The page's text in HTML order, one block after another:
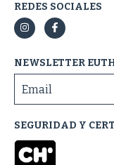
REDES SOCIALES
NEWSLETTER
SEGURIDAD Y